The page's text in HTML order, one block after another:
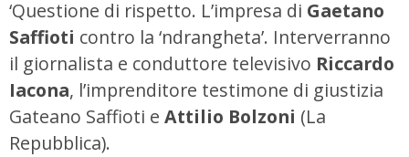
‘Questione di rispetto. L’impresa di Gaetano
Saffioti contro la ‘ndrangheta’. Interverranno
il giornalista e conduttore televisivo Riccardo
Iacona, l’imprenditore testimone di giustizia
Gateano Saffioti e Attilio Bolzoni (La
Repubblica).